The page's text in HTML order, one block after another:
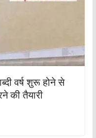
वर्ष शुरू होने से
की तैयारी